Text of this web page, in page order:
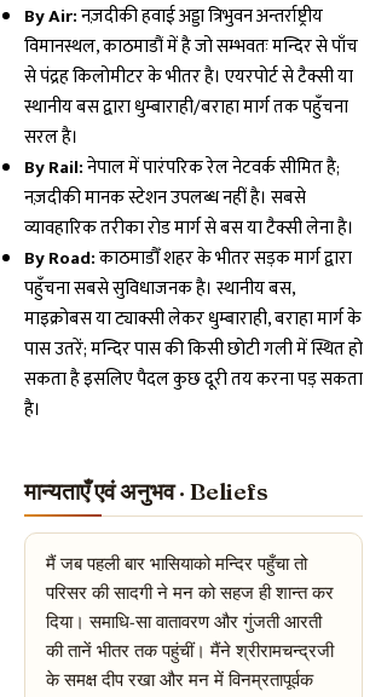
By Air:नज़दीकी हवाई अड्डा त्रिभुवन अन्तर्राष्ट्रीय
विमानस्थल, काठमाडौं में है जो सम्भवतः मन्दिर से पाँच
से पंद्रह किलोमीटर के भीतर है। एयरपोर्ट से टैक्सी या
स्थानीय बस द्वारा धुम्बाराही/बराहा मार्ग तक पहुँचना
सरल है।
By Rail:नेपाल में पारंपरिक रेल नेटवर्क सीमित है;
नज़दीकी मानक स्टेशन उपलब्ध नहीं है। सबसे
व्यावहारिक तरीका रोड मार्ग से बस या टैक्सी लेना है।
By Road:काठमाडौँ शहर के भीतर सड़क मार्ग द्वारा
पहुँचना सबसे सुविधाजनक है। स्थानीय बस,
माइक्रोबस या ट्याक्सी लेकर धुम्बाराही, बराहा मार्ग के
पास उतरें; मन्दिर पास की किसी छोटी गली में स्थित हो
सकता है इसलिए पैदल कुछ दूरी तय करना पड़ सकता
है।
मान्यताएँ एवं अनुभव · Beliefs
मैं जब पहली बार भासियाको मन्दिर पहुँचा तो
परिसर की सादगी ने मन को सहज ही शान्त कर
दिया। समाधि-सा वातावरण और गुंजती आरती
की तानें भीतर तक पहुंचीं। मैंने श्रीरामचन्द्रजी
के समक्ष दीप रखा और मन में विनम्रतापूर्वक